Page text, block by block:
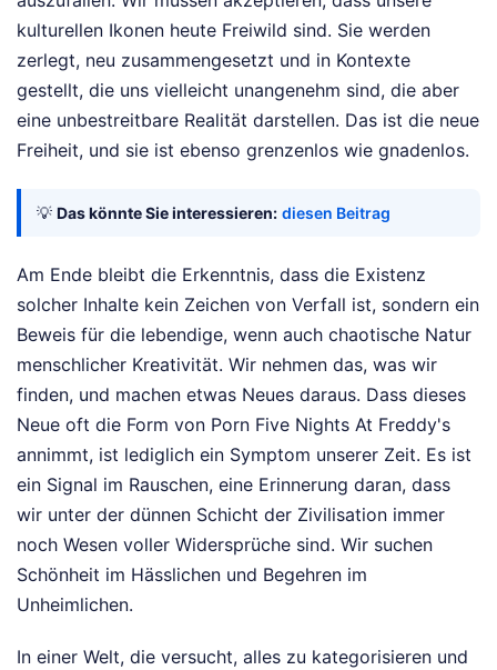
kulturellen Ikonen heute Freiwild sind. Sie werden
zerlegt, neu zusammengesetzt und in Kontexte
gestellt, die uns vielleicht unangenehm sind, die aber
eine unbestreitbare Realität darstellen. Das ist die neue
Freiheit, und sie ist ebenso grenzenlos wie gnadenlos.
💡 Das könnte Sie interessieren: diesen Beitrag
Am Ende bleibt die Erkenntnis, dass die Existenz
solcher Inhalte kein Zeichen von Verfall ist, sondern ein
Beweis für die lebendige, wenn auch chaotische Natur
menschlicher Kreativität. Wir nehmen das, was wir
finden, und machen etwas Neues daraus. Dass dieses
Neue oft die Form von Porn Five Nights At Freddy's
annimmt, ist lediglich ein Symptom unserer Zeit. Es ist
ein Signal im Rauschen, eine Erinnerung daran, dass
wir unter der dünnen Schicht der Zivilisation immer
noch Wesen voller Widersprüche sind. Wir suchen
Schönheit im Hässlichen und Begehren im
Unheimlichen.
In einer Welt, die versucht, alles zu kategorisieren und